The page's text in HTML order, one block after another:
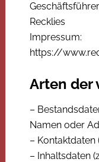
Recklies
Impressum:
https://
Arten der
–
Namen oder
– Kontaktdaten
– Inhaltsdaten